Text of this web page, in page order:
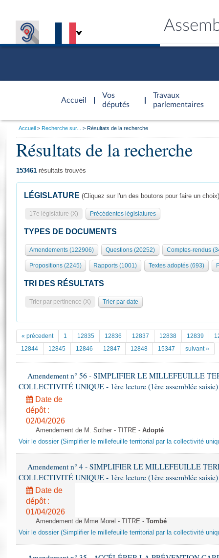
Accueil
d'accueil
Vos
députés
Travaux
parlementaires
Présidence
577 députés
Groupes politiques
Séance publique
Commissions et autres organes
Europe et International
Pétitions
Documents parlementaires
Projets de loi
Propositions de loi
Amendements
Textes adoptés
Rapports d'information
Rapports d'enquête
Rapports sur l'application des lois
Baromètre de l’application des lois
Dossiers législatifs
Budget et sécurité sociale
Questions écrites et orales
Général
Rôle et pouvoirs de l'Assemblée
Organisation de l'Assemblée
Présidence Conférence des Présidents Bureau Collège des
Statistiques et chiffres clés
Documents de référence
( Constitution | Règlement de l'Assemblée ... )
Histoire
Juniors
Anciennes législatures
Liens vers les sites publics
Visiter l'Assemblée
Visite virtuelle du palais Bourbon
Assister à une séance
La Bibliothèque
Les archives
Contacts et plan d'accès
Photos libres de droit
Vous
Accueil Recherche sur... Résultats de la recherche
Résultats de la recherche
153461 résultats trouvés
LÉGISLATURE (Cliquez sur l'un des boutons pour faire un choix)
17e législature (X) Précédentes législatures
TYPES DE DOCUMENTS
Amendements (122906) Questions (20252) Comptes-rendus
Propositions (2245) Rapports (1001) Textes adoptés (693)
TRI DES RÉSULTATS
Trier par pertinence (X) Trier par date
« précedent 1 12835 12836 12837 12838 12839
12844
12845 12846 12847 12848 15347 suivant »
Amendement n° 56 - SIMPLIFIER LE MILLEFEUILLE
COLLECTIVITÉ UNIQUE - 1ère lecture (1ère assemblée
Date de
dépôt :
02/04/2026
Amendement de M. Sother - TITRE - Adopté
Voir le dossier (Simplifier le millefeuille territorial par la collectivité
Amendement n° 4 - SIMPLIFIER LE MILLEFEUILLE
COLLECTIVITÉ UNIQUE - 1ère lecture (1ère assemblée
Date de
dépôt :
01/04/2026
Amendement de Mme Morel - TITRE - Tombé
Voir le dossier (Simplifier le millefeuille territorial par la collectivité